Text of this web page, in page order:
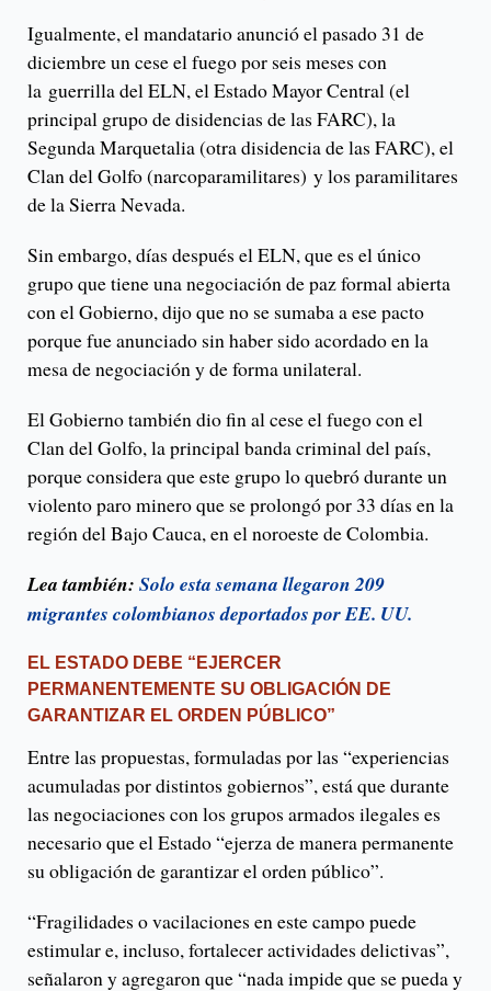
Igualmente, el mandatario anunció el pasado 31 de
diciembre un cese el fuego por seis meses con
la guerrilla del ELN, el Estado Mayor Central (el
principal grupo de disidencias de las FARC), la
Segunda Marquetalia (otra disidencia de las FARC), el
Clan del Golfo (narcoparamilitares) y los paramilitares
de la Sierra Nevada.
Sin embargo, días después el ELN, que es el único
grupo que tiene una negociación de paz formal abierta
con el Gobierno, dijo que no se sumaba a ese pacto
porque fue anunciado sin haber sido acordado en la
mesa de negociación y de forma unilateral.
El Gobierno también dio fin al cese el fuego con el
Clan del Golfo, la principal banda criminal del país,
porque considera que este grupo lo quebró durante un
violento paro minero que se prolongó por 33 días en la
región del Bajo Cauca, en el noroeste de Colombia.
Lea también: Solo esta semana llegaron 209
migrantes colombianos deportados por EE. UU.
EL ESTADO DEBE “EJERCER
PERMANENTEMENTE SU OBLIGACIÓN DE
GARANTIZAR EL ORDEN PÚBLICO”
Entre las propuestas, formuladas por las “experiencias
acumuladas por distintos gobiernos”, está que durante
las negociaciones con los grupos armados ilegales es
necesario que el Estado “ejerza de manera permanente
su obligación de garantizar el orden público”.
“Fragilidades o vacilaciones en este campo puede
estimular e, incluso, fortalecer actividades delictivas”,
señalaron y agregaron que “nada impide que se pueda y